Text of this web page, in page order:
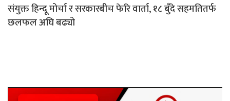
संयुक्त हिन्दू मोर्चा र सरकारबीच फेरि वार्ता, १८ बुँदे सहमतितर्फ
छलफल अघि बढ्यो